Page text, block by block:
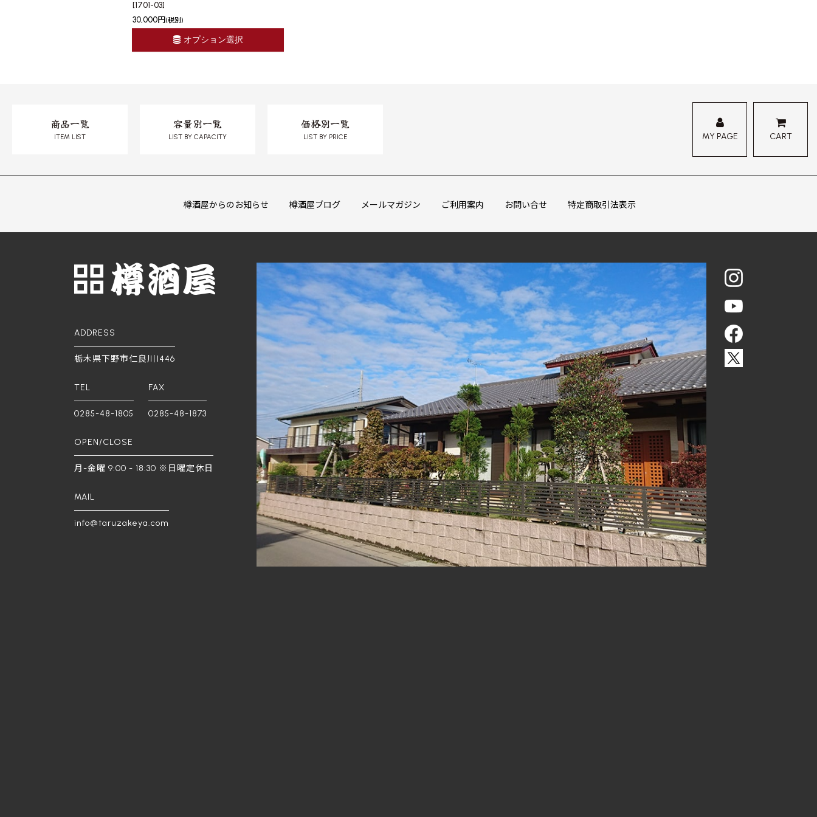
[1701-03]
30,000円 (税別)
オプション選択
商品一覧
ITEM LIST
容量別一覧
LIST BY CAPACITY
価格別一覧
LIST BY PRICE MY PAGE CART
樽酒屋からのお知らせ 樽酒屋ブログ メールマガジン ご利用案内 お問い合せ 特定商取引法表示
ADDRESS
栃木県下野市仁良川1446
TEL
0285-48-1805
FAX
0285-48-1873
OPEN/CLOSE
月-金曜 9:00 - 18:30 ※日曜定休日
MAIL
info@taruzakeya.com